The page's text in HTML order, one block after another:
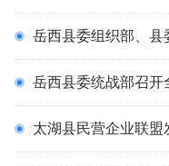
岳西县委组织部、县委统战
岳西县委统战部召开全县统一战线庆
太湖县民营企业联盟发展互助